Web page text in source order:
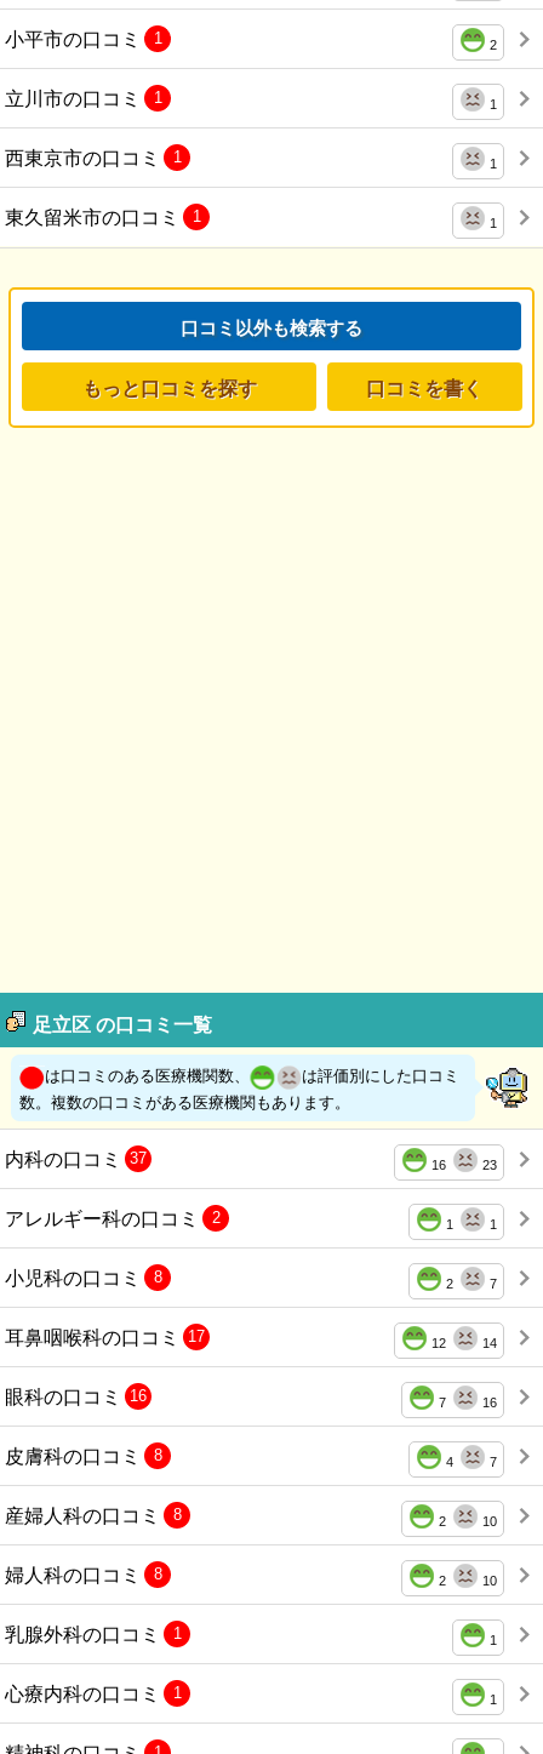
小平市の口コミ 2
1
立川市の口コミ 1
1
西東京市の口コミ 1
1
東久留米市の口コミ 1
1
口コミ以外も検索する
もっと口コミを探す 口コミを書く
足立区 の口コミ一覧
は口コミのある医療機関数、
は評価別にした口コミ
数。複数の口コミがある医療機関もあります。
内科の口コミ 16 23
37
アレルギー科の口コミ 1 1
2
小児科の口コミ 2 7
8
耳鼻咽喉科の口コミ 12 14
17
眼科の口コミ 7 16
16
皮膚科の口コミ 4 7
8
産婦人科の口コミ 2 10
8
婦人科の口コミ 2 10
8
乳腺外科の口コミ 1
1
心療内科の口コミ 1
1